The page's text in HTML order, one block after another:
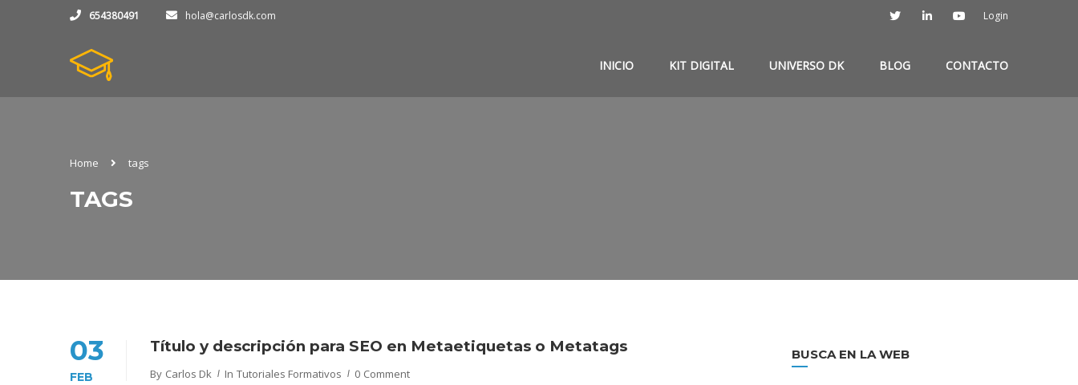
654380491 hola@carlosdk.com Login
INICIO KIT DIGITAL UNIVERSO DK BLOG CONTACTO
Home tags
TAGS
03
FEB
Título y descripción para SEO en Metaetiquetas o Metatags
By Carlos Dk In Tutoriales Formativos 0 Comment
BUSCA EN LA WEB